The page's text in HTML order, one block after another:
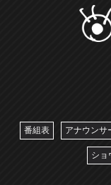
番組表 アナウンサ
ショ